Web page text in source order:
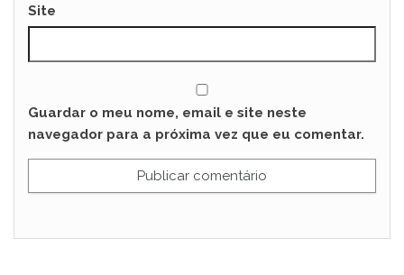
Site
Guardar o meu nome, email e site neste
navegador para a próxima vez que eu comentar.